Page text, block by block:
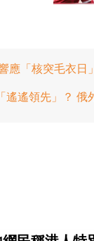
響應「核突毛衣
遙遙領先」？ 俄